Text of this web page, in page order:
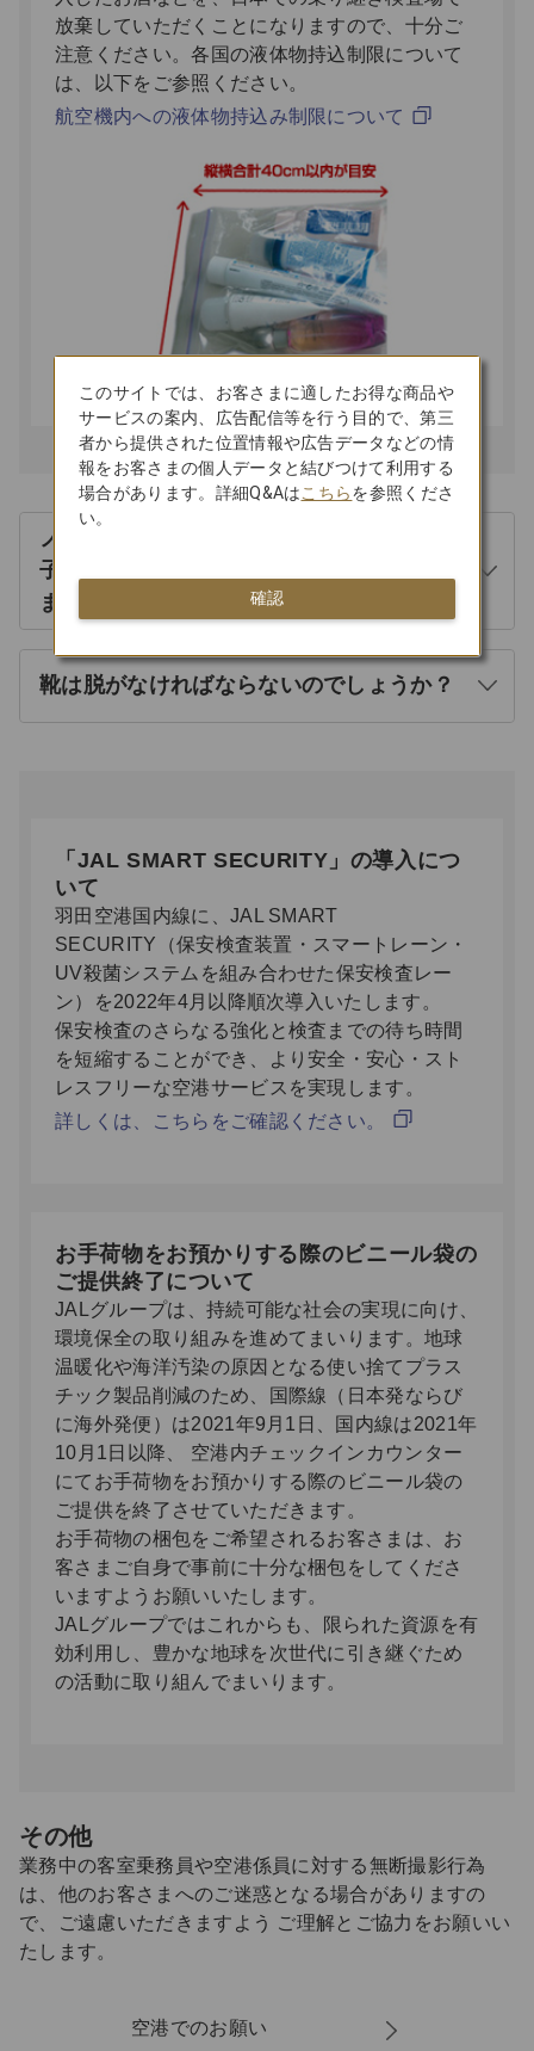
放棄していただくことになりますので、十分ご
注意ください。各国の液体物持込制限について
は、以下をご参照ください。
航空機内への液体物持込み制限について
ノートパソコンやデジタルカメラなどの電
子機器をX線検査装置に通しても問題あり
ませんか？
靴は脱がなければならないのでしょうか？
「JAL SMART SECURITY」の導入につ
いて
羽田空港国内線に、JAL SMART
SECURITY（保安検査装置・スマートレーン・
UV殺菌システムを組み合わせた保安検査レー
ン）を2022年4月以降順次導入いたします。
保安検査のさらなる強化と検査までの待ち時間
を短縮することができ、より安全・安心・スト
レスフリーな空港サービスを実現します。
詳しくは、こちらをご確認ください。
お手荷物をお預かりする際のビニール袋の
ご提供終了について
JALグループは、持続可能な社会の実現に向け、
環境保全の取り組みを進めてまいります。地球
温暖化や海洋汚染の原因となる使い捨てプラス
チック製品削減のため、国際線（日本発ならび
に海外発便）は2021年9月1日、国内線は2021年
10月1日以降、 空港内チェックインカウンター
にてお手荷物をお預かりする際のビニール袋の
ご提供を終了させていただきます。
お手荷物の梱包をご希望されるお客さまは、お
客さまご自身で事前に十分な梱包をしてくださ
いますようお願いいたします。
JALグループではこれからも、限られた資源を有
効利用し、豊かな地球を次世代に引き継ぐため
の活動に取り組んでまいります。
その他
業務中の客室乗務員や空港係員に対する無断撮影行為
は、他のお客さまへのご迷惑となる場合がありますの
で、ご遠慮いただきますよう ご理解とご協力をお願いい
たします。
空港でのお願い
このサイトでは、お客さまに適したお得な商品や
サービスの案内、広告配信等を行う目的で、第三
者から提供された位置情報や広告データなどの情
報をお客さまの個人データと結びつけて利用する
場合があります。詳細Q&Aはこちらを参照くださ
い。
確認